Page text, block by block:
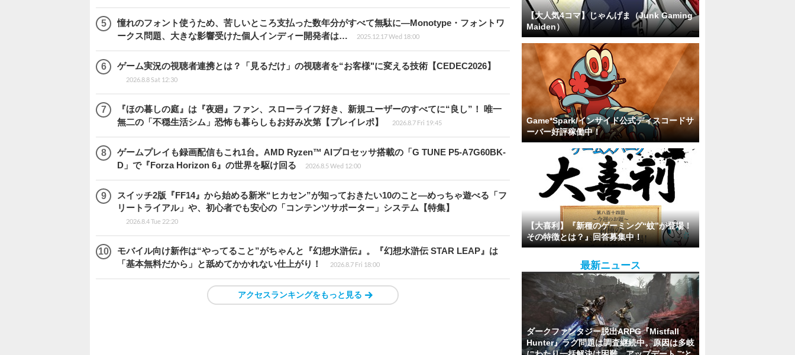
憧れのフォント使うため、苦しいところ支払った数年分がすべて無駄に―Monotype・フォントワ
ークス問題、大きな影響受けた個人インディー開発者は…
2025.12.17 Wed 18:00
ゲーム実況の視聴者連携とは？「見るだけ」の視聴者を“お客様"に変える技術【CEDEC2026】
2026.8.8 Sat 12:30
『ほの暮しの庭』は『夜廻』ファン、スローライフ好き、新規ユーザーのすべてに“良し”！ 唯一
無二の「不穏生活シム」恐怖も暮らしもお好み次第【プレイレポ】
2026.8.7 Fri 19:45
ゲームプレイも録画配信もこれ1台。AMD Ryzen™ AIプロセッサ搭載の「G TUNE P5-A7G60BK-
D」で『Forza Horizon 6』の世界を駆け回る
2026.8.5 Wed 12:00
スイッチ2版『FF14』から始める新米“ヒカセン”が知っておきたい10のこと―めっちゃ遊べる「フ
リートライアル」や、初心者でも安心の「コンテンツサポーター」システム【特集】
2026.8.4 Tue 22:20
モバイル向け新作は“やってること”がちゃんと『幻想水滸伝』。『幻想水滸伝 STAR LEAP』は
「基本無料だから」と舐めてかかれない仕上がり！
2026.8.7 Fri 18:00
アクセスランキングをもっと見る
【大人気4コマ】じゃんげま（Junk Gaming
Maiden）
Game*Spark/インサイド公式ディスコードサ
ーバー好評稼働中！
【大喜利】『新種のゲーミング“蚊”が登場！
その特徴とは？』回答募集中！
最新ニュース
ダークファンタジー脱出ARPG『Mistfall
Hunter』ラグ問題は調査継続中。原因は多岐